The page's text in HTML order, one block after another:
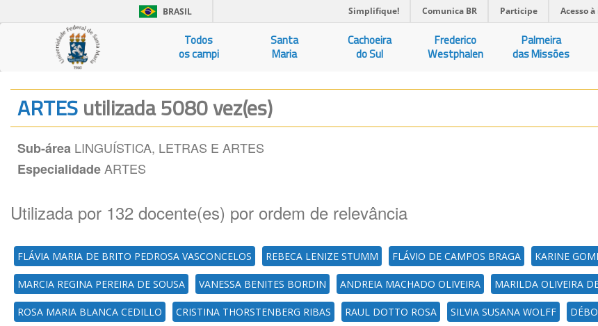
BRASIL Simplifique! Comunica BR Participe Acesso
Todos
os campi
Santa
Maria
Cachoeira
do Sul
Frederico
Westphalen
Palmeira
das Missões
ARTESutilizada 5080 vez(es)
Sub-área LINGUÍSTICA, LETRAS E ARTES
Especialidade ARTES
Utilizada por 132 docente(es) por ordem de relevância
FLÁVIA MARIA DE BRITO PEDROSA VASCONCELOS REBECA LENIZE STUMM FLÁVIO DE CAMPOS BRAGA KARINE
MARCIA REGINA PEREIRA DE SOUSA VANESSA BENITES BORDIN ANDREIA MACHADO OLIVEIRA MARILDA OLIVEIRA
ROSA MARIA BLANCA CEDILLO CRISTINA THORSTENBERG RIBAS RAUL DOTTO ROSA SILVIA SUSANA WOLFF